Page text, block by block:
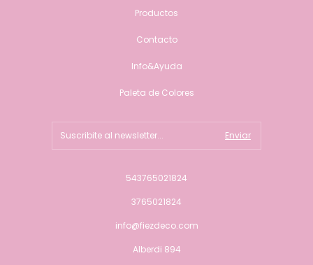
Productos
Contacto
Info&Ayuda
Paleta de Colores
543765021824
3765021824
info@fiezdeco.com
Alberdi 894